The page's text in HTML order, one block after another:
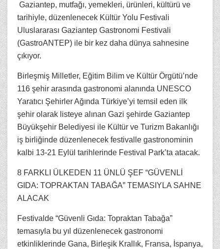
Gaziantep, mutfağı, yemekleri, ürünleri, kültürü ve
tarihiyle, düzenlenecek Kültür Yolu Festivali
Uluslararası Gaziantep Gastronomi Festivali
(GastroANTEP) ile bir kez daha dünya sahnesine
çıkıyor.
Birleşmiş Milletler, Eğitim Bilim ve Kültür Örgütü’nde
116 şehir arasında gastronomi alanında UNESCO
Yaratıcı Şehirler Ağında Türkiye’yi temsil eden ilk
şehir olarak listeye alınan Gazi şehirde Gaziantep
Büyükşehir Belediyesi ile Kültür ve Turizm Bakanlığı
iş birliğinde düzenlenecek festivalle gastronominin
kalbi 13-21 Eylül tarihlerinde Festival Park’ta atacak.
8 FARKLI ÜLKEDEN 11 ÜNLÜ ŞEF “GÜVENLİ
GIDA: TOPRAKTAN TABAĞA” TEMASIYLA SAHNE
ALACAK
Festivalde “Güvenli Gıda: Topraktan Tabağa”
temasıyla bu yıl düzenlenecek gastronomi
etkinliklerinde Gana, Birleşik Krallık, Fransa, İspanya,